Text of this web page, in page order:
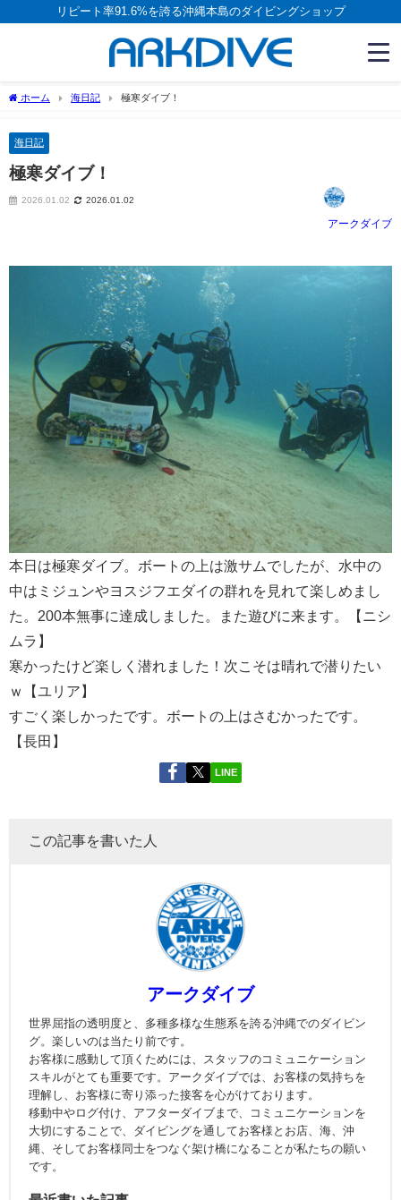
リピート率91.6%を誇る沖縄本島のダイビングショップ
ホーム 海日記 極寒ダイブ！
海日記
極寒ダイブ！
2026.01.02 2026.01.02
アークダイブ
本日は極寒ダイブ。ボートの上は激サムでしたが、水中の
中はミジュンやヨスジフエダイの群れを見れて楽しめまし
た。200本無事に達成しました。また遊びに来ます。【ニシ
ムラ】
寒かったけど楽しく潜れました！次こそは晴れで潜りたい
ｗ【ユリア】
すごく楽しかったです。ボートの上はさむかったです。
【長田】
LINE
この記事を書いた人
アークダイブ
世界屈指の透明度と、多種多様な生態系を誇る沖縄でのダイビン
グ。楽しいのは当たり前です。
お客様に感動して頂くためには、スタッフのコミュニケーション
スキルがとても重要です。アークダイブでは、お客様の気持ちを
理解し、お客様に寄り添った接客を心がけております。
移動中やログ付け、アフターダイブまで、コミュニケーションを
大切にすることで、ダイビングを通してお客様とお店、海、沖
縄、そしてお客様同士をつなぐ架け橋になることが私たちの願い
です。